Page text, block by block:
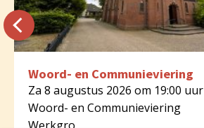
Woord- en Communieviering
Za 8 augustus 2026 om 19:00 uur
Woord- en Communieviering